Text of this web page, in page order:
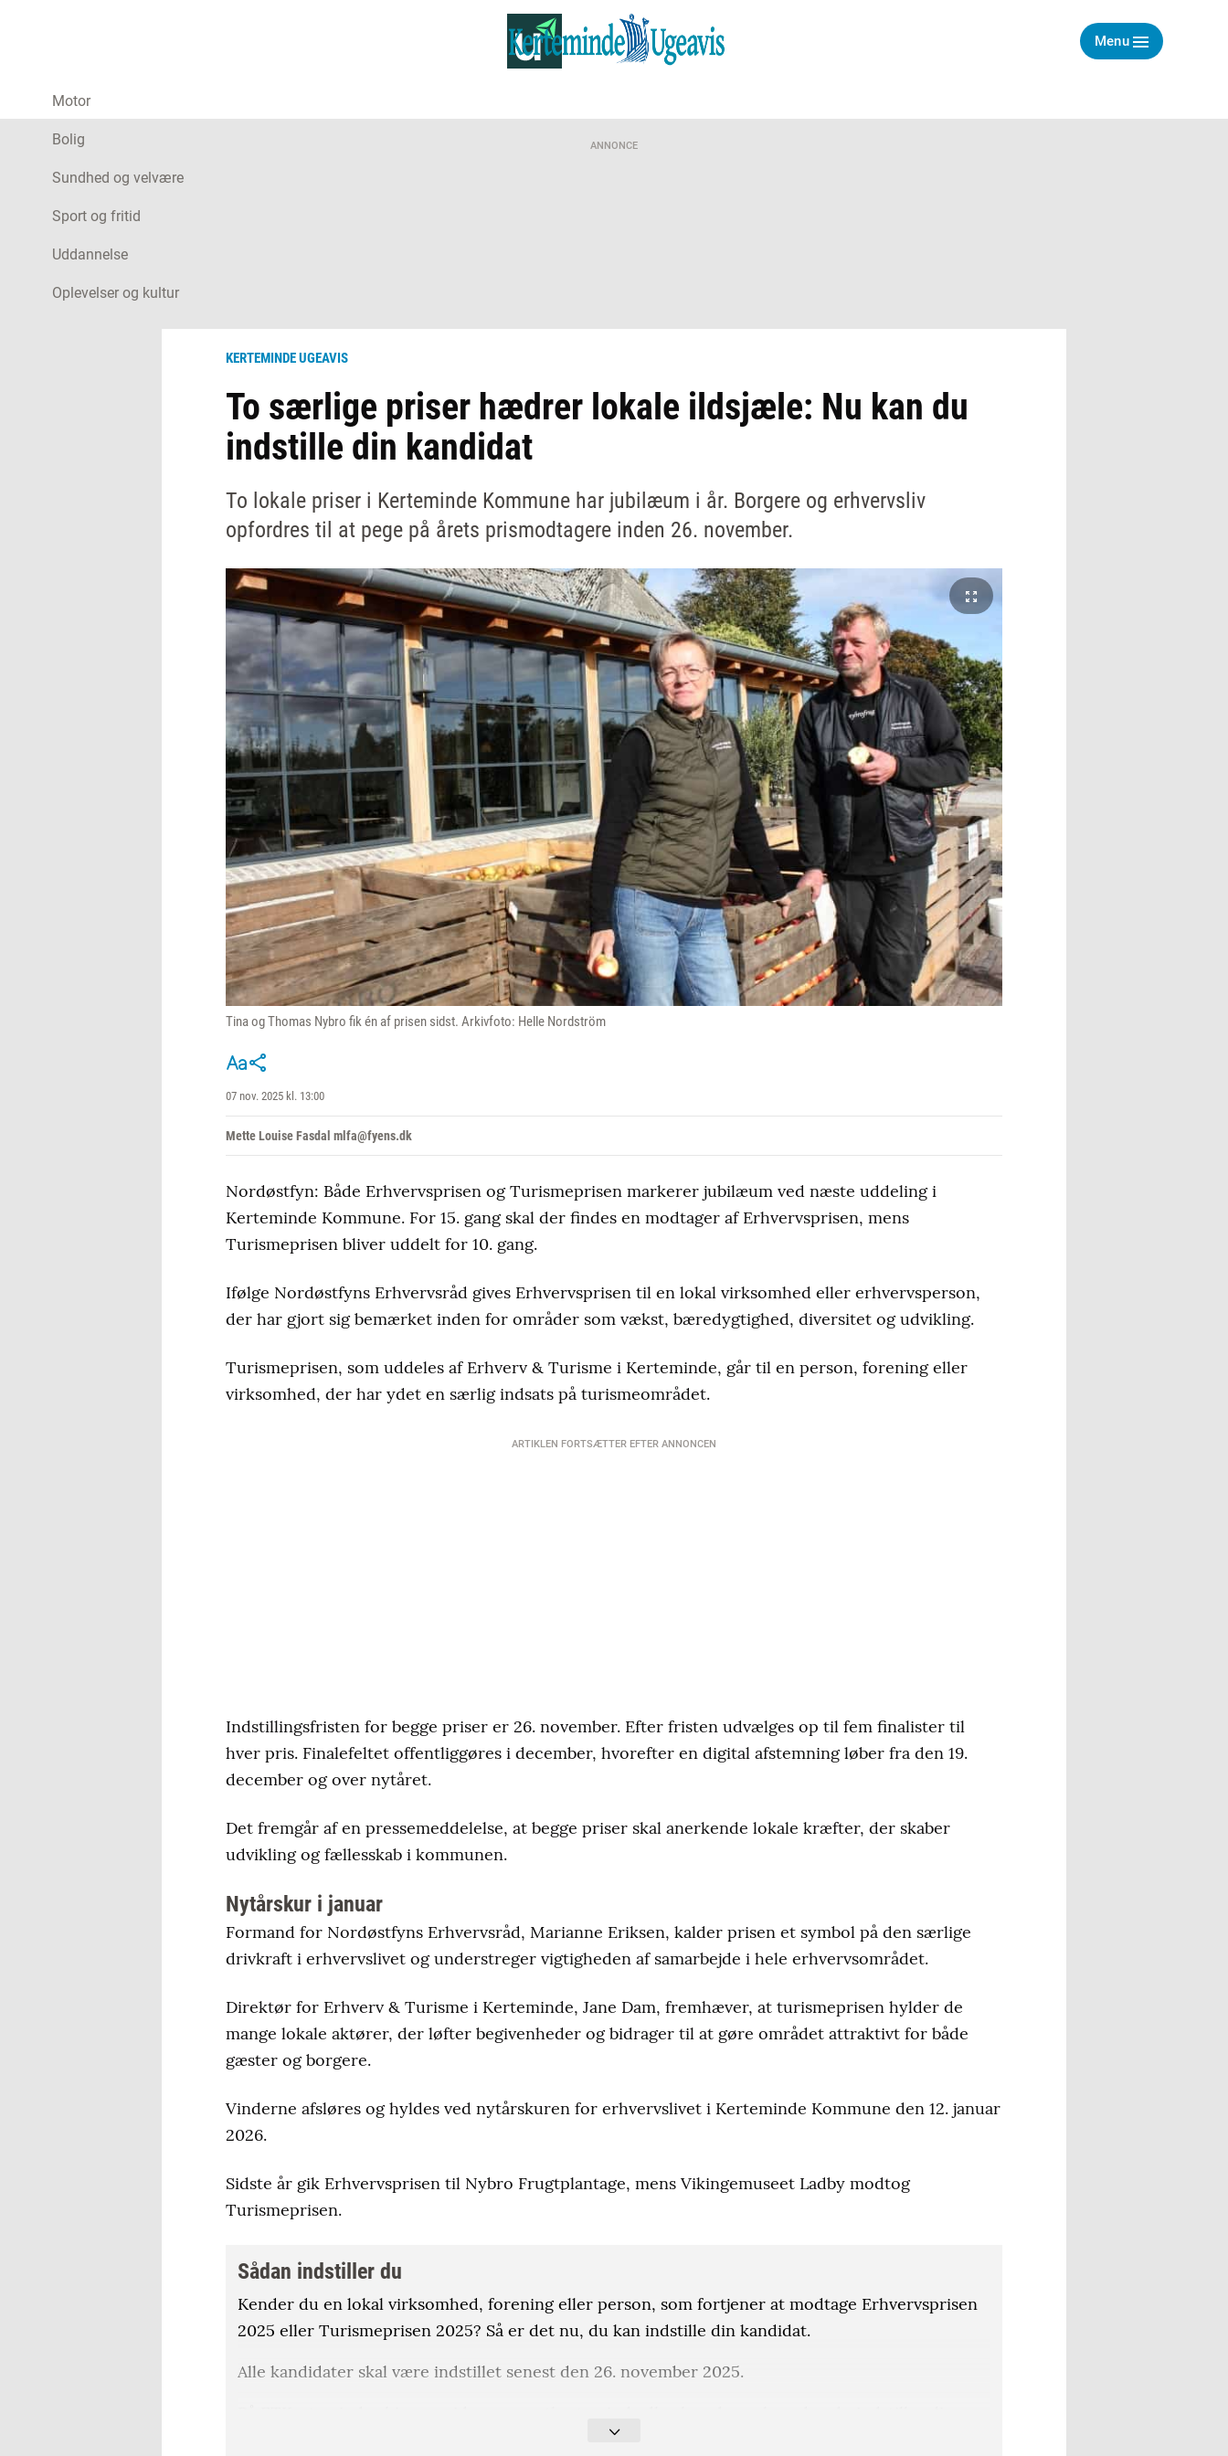
Menu
Motor
Bolig
Sundhed og velvære
Sport og fritid
Uddannelse
Oplevelser og kultur
ANNONCE
KERTEMINDE UGEAVIS
To særlige priser hædrer lokale ildsjæle: Nu kan du
indstille din kandidat
To lokale priser i Kerteminde Kommune har jubilæum i år. Borgere og erhvervsliv
opfordres til at pege på årets prismodtagere inden 26. november.
Tina og Thomas Nybro fik én af prisen sidst. Arkivfoto: Helle Nordström
07 nov. 2025 kl. 13:00
Mette Louise Fasdal mlfa@fyens.dk
Nordøstfyn: Både Erhvervsprisen og Turismeprisen markerer jubilæum ved næste uddeling i
Kerteminde Kommune. For 15. gang skal der findes en modtager af Erhvervsprisen, mens
Turismeprisen bliver uddelt for 10. gang.
Ifølge Nordøstfyns Erhvervsråd gives Erhvervsprisen til en lokal virksomhed eller erhvervsperson,
der har gjort sig bemærket inden for områder som vækst, bæredygtighed, diversitet og udvikling.
Turismeprisen, som uddeles af Erhverv & Turisme i Kerteminde, går til en person, forening eller
virksomhed, der har ydet en særlig indsats på turismeområdet.
ARTIKLEN FORTSÆTTER EFTER ANNONCEN
Indstillingsfristen for begge priser er 26. november. Efter fristen udvælges op til fem finalister til
hver pris. Finalefeltet offentliggøres i december, hvorefter en digital afstemning løber fra den 19.
december og over nytåret.
Det fremgår af en pressemeddelelse, at begge priser skal anerkende lokale kræfter, der skaber
udvikling og fællesskab i kommunen.
Nytårskur i januar
Formand for Nordøstfyns Erhvervsråd, Marianne Eriksen, kalder prisen et symbol på den særlige
drivkraft i erhvervslivet og understreger vigtigheden af samarbejde i hele erhvervsområdet.
Direktør for Erhverv & Turisme i Kerteminde, Jane Dam, fremhæver, at turismeprisen hylder de
mange lokale aktører, der løfter begivenheder og bidrager til at gøre området attraktivt for både
gæster og borgere.
Vinderne afsløres og hyldes ved nytårskuren for erhvervslivet i Kerteminde Kommune den 12. januar
2026.
Sidste år gik Erhvervsprisen til Nybro Frugtplantage, mens Vikingemuseet Ladby modtog
Turismeprisen.
Sådan indstiller du
Kender du en lokal virksomhed, forening eller person, som fortjener at modtage Erhvervsprisen
2025 eller Turismeprisen 2025? Så er det nu, du kan indstille din kandidat.
Alle kandidater skal være indstillet senest den 26. november 2025.